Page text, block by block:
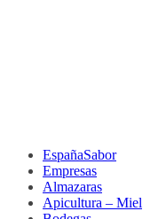
EspañaSabor
Empresas
Almazaras
Apicultura – Miel